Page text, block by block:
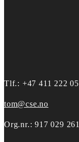
Tlf.: +47 411 222 05
tom@cse.no
Org.nr.: 917 029 261